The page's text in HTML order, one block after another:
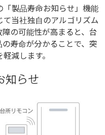
製品寿命お知らせ」機能
当社独自のアルゴリズム
の可能性が高まると、台
寿命が分かることで、突
減します。